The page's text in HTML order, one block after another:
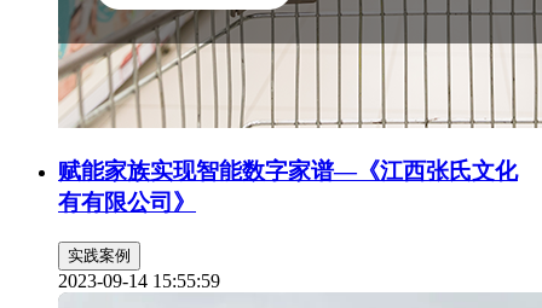
赋能家族实现智能数字家谱—《江西张氏文化
有有限公司》
实践案例
2023-09-14 15:55:59